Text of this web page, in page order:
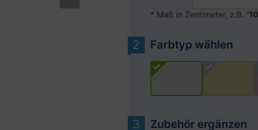
* Maß in Zentimeter, z.B. "
Farbtyp wählen
Zubehör ergänzen